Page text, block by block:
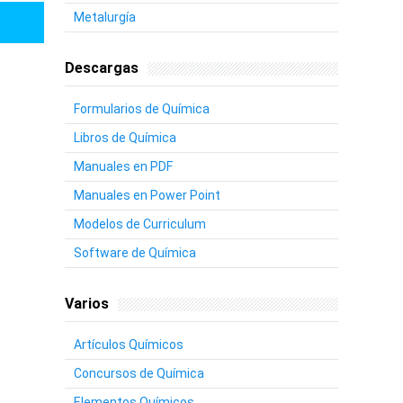
Metalurgía
Descargas
Formularios de Química
Libros de Química
Manuales en PDF
Manuales en Power Point
Modelos de Curriculum
Software de Química
Varios
Artículos Químicos
Concursos de Química